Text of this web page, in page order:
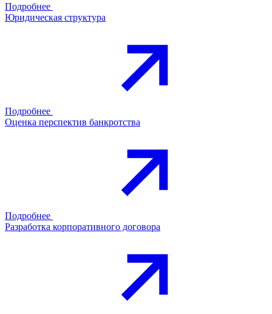
Подробнее
Юридическая структура
Подробнее
Оценка перспектив банкротства
Подробнее
Разработка корпоративного договора